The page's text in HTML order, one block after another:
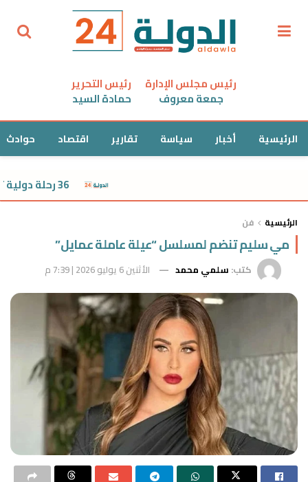
رئيس مجلس الإدارة
جمعة معروف
رئيس التحرير
حمادة السيد
الرئيسية أخبار سياسة تقارير اقتصاد حوادث
36 رحلة دولية تصل مرسى علم اليوم الأحد
الرئيسية فن
مي سليم تنضم لمسلسل “عيلة عاملة عمايل”
كتب: سلمي محمد الأثنين 6 يوليو 2026 | 7:39 م